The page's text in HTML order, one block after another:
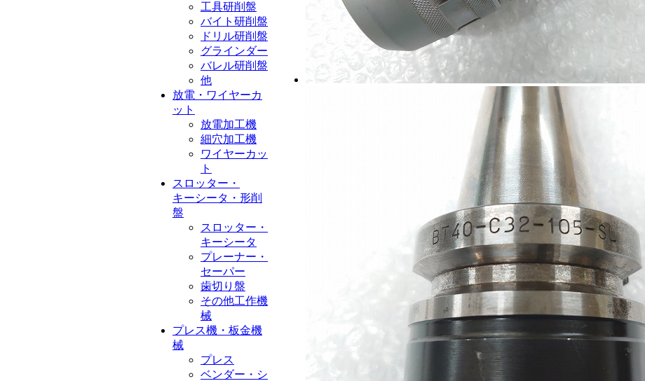
工具研削盤
バイト研削盤
ドリル研削盤
グラインダー
バレル研削盤
他
放電・ワイヤーカ
ット
放電加工機
細穴加工機
ワイヤーカッ
ト
スロッター・
キーシータ・形削
盤
スロッター・
キーシータ
プレーナー・
セーパー
歯切り盤
その他工作機
械
プレス機・板金機
械
プレス
ベンダー・シ